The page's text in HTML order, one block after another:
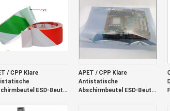
/ CPP Klare
ESD-Beutel
APET / CPP Klare
Antistatische
Abschirmbeutel ESD-Beutel